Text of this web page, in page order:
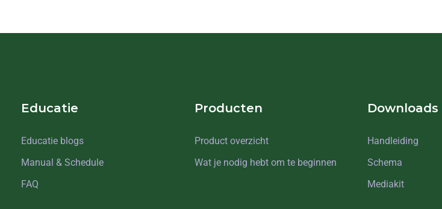
Educatie
Educatie blogs
Manual & Schedule
FAQ
Producten
Product overzicht
Wat je nodig hebt om te beginnen
Downloads
Handleiding
Schema
Mediakit